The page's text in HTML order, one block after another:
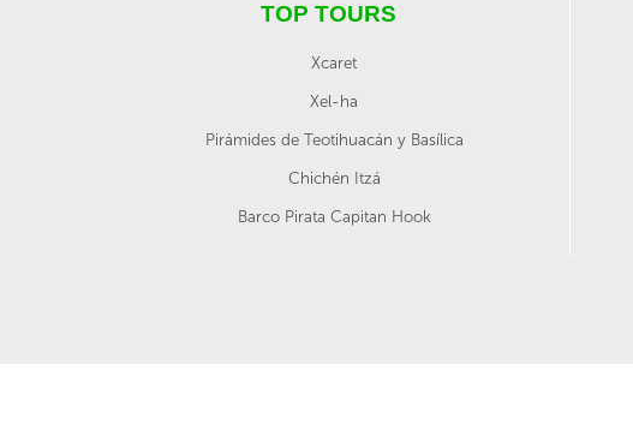
TOP TOURS
Xcaret
Xel-ha
Pirámides de Teotihuacán y Basílica
Chichén Itzá
Barco Pirata Capitan Hook